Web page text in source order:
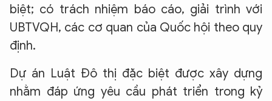
biệt; có trách nhiệm báo cáo, giải trình với
UBTVQH, các cơ quan của Quốc hội theo quy
định.
Dự án Luật Đô thị đặc biệt được xây dựng
nhằm đáp ứng yêu cầu phát triển trong kỷ